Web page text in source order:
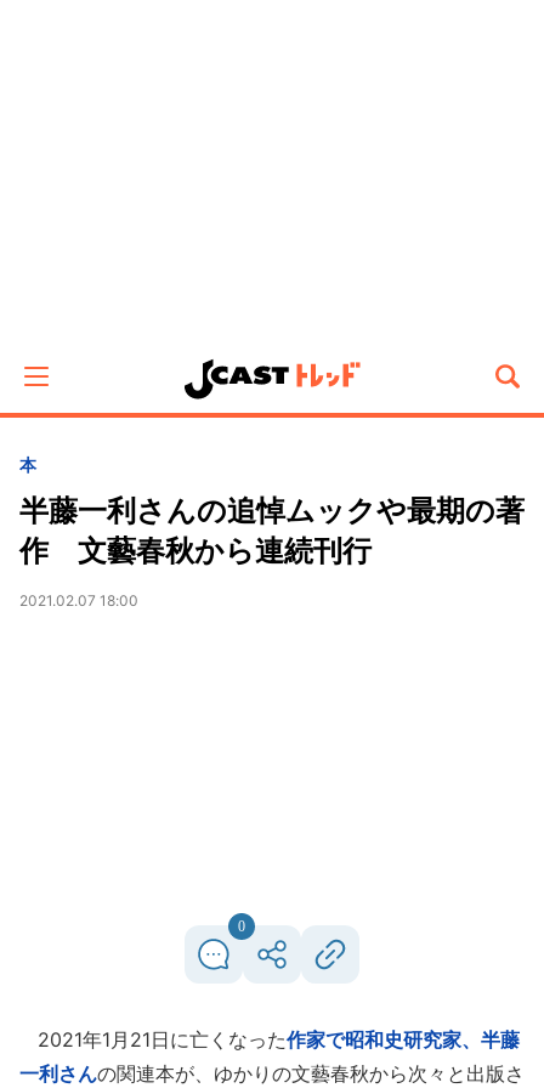
本
半藤一利さんの追悼ムックや最期の著
作 文藝春秋から連続刊行
2021.02.07 18:00
0
2021年1月21日に亡くなった作家で昭和史研究家、半藤
一利さんの関連本が、ゆかりの文藝春秋から次々と出版さ